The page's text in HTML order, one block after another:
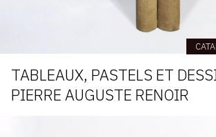
TABLEAUX, PASTELS ET
PIERRE AUGUSTE RENOIR